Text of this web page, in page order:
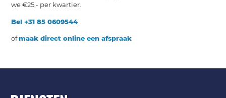
we €25,- per kwartier.
Bel +31 85 0609544
ofmaak direct online een afspraak